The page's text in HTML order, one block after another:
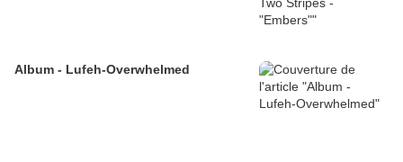
Album - Lufeh-Overwhelmed